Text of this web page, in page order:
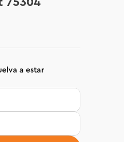
75304
a estar